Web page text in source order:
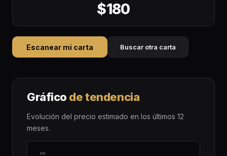
$180
Escanear mi carta Buscar otra carta
Gráfico de tendencia
Evolución del precio estimado en los últimos 12
meses.
$152